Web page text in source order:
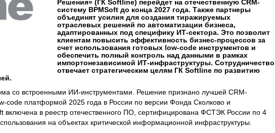
Решения» (ГК Softline) перейдет на отечественную CRM-
систему BPMSoft до конца 2027 года. Также партнеры
объединят усилия для создания тиражируемых
отраслевых решений по автоматизации бизнеса,
адаптированных под специфику ИТ-сектора. Это позволит
клиентам повысить эффективность бизнес-процессов за
счет использования готовых low-code инструментов и
обеспечить полный контроль над данными в рамках
импортонезависимой ИТ-инфраструктуры. Сотрудничество
отвечает стратегическим целям ГК Softline по развитию
со встроенными ИИ-инструментами. Решение признано лучшей CRM-
code платформой 2025 года в России по версии Фонда Сколково и
включена в реестр отечественного ПО, сертифицирована ФСТЭК России по 4
на объектах критической информационной инфраструктуры.